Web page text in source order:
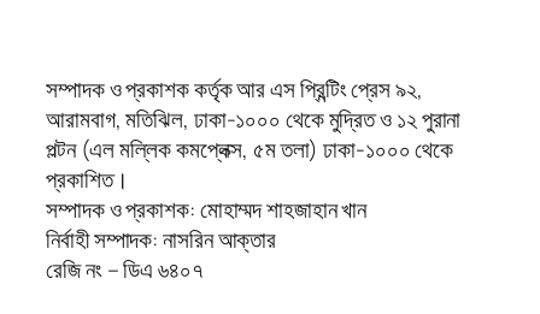
সম্পাদক ও প্রকাশক কর্তৃক আর এস প্রিন্টিং প্রেস ৯২,
আরামবাগ, মতিঝিল, ঢাকা-১০০০ থেকে মুদ্রিত ও ১২ পুরানা
পল্টন (এল মল্লিক কমপ্লেক্স, ৫ম তলা) ঢাকা-১০০০ থেকে
প্রকাশিত।
সম্পাদক ও প্রকাশক: মোহাম্মদ শাহজাহান খান
নির্বাহী সম্পাদক: নাসরিন আক্তার
রেজি নং – ডিএ ৬৪০৭